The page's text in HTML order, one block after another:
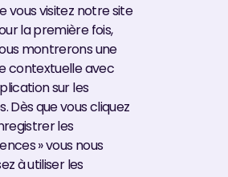
vous visitez notre site
la première fois,
montrerons une
contextuelle avec
sur les
Dès que vous cliquez
les
» vous nous
à utiliser les